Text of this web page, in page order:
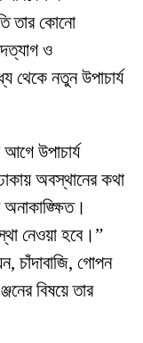
তার কোনো
ও
থেকে নতুন উপাচার্য
উপাচার্য
অবস্থানের কথা
নেওয়া হবে।”
চাঁদাবাজি, গোপন
বিষয়ে তার